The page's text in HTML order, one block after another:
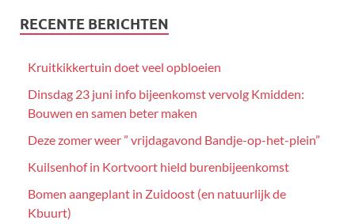
RECENTE BERICHTEN
Kruitkikkertuin doet veel opbloeien
Dinsdag 23 juni info bijeenkomst vervolg Kmidden:
Bouwen en samen beter maken
Deze zomer weer ” vrijdagavond Bandje-op-het-plein”
Kuilsenhof in Kortvoort hield burenbijeenkomst
Bomen aangeplant in Zuidoost (en natuurlijk de
Kbuurt)